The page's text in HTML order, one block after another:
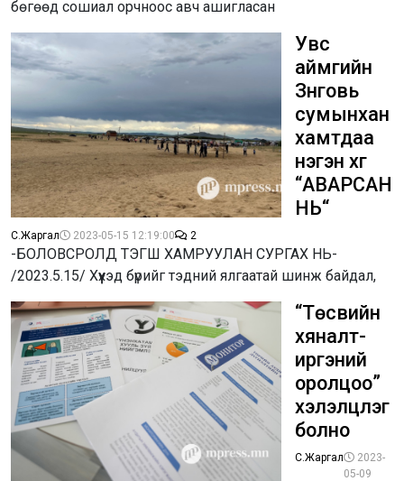
бөгөөд сошиал орчноос авч ашигласан
Увс
аймгийн
Зүүнговь
сумынхан
хамтдаа
нэгэн хүүг
“АВАРСАН
НЬ“
С.Жаргал 2023-05-15 12:19:00 2
-БОЛОВСРОЛД ТЭГШ ХАМРУУЛАН СУРГАХ НЬ-
/2023.5.15/ Хүүхэд бүрийг тэдний ялгаатай шинж байдал,
“Төсвийн
хяналт-
иргэний
оролцоо”
хэлэлцүүлэг
болно
С.Жаргал
2023-
05-09